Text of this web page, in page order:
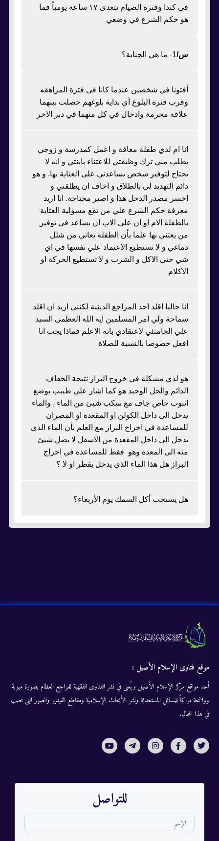
في كندا وفترة الصيام تتعدى ١٧ ساعة يومياً فما
هو حكم الشرع في وضعي
س/1- ما هي الجنابة؟
أفتونا في شخصين عندما كانا في فترة المراهقه
وقرب فترة البلوغ أي بداية بلوغهم حصلت بينهما
علاقة محرمة وادخال في كل منهما في دبر الاخر
انا ام لدي طفلة معاقة و اعمل كمدرسة و زوجي
يطلب مني ترك وظيفتي للاعتناء بابنتي و انه لا
يحتاج لتوفير سخص يساعدني على العناية بها. و هو
دائم التهديد لي بالطلاق و اخاف ان يطلقني و
اخسر مصدر الدخل هذا و اصير محتاجة. انا اريد
معرفة حكم الشرع علي من تقع مسؤلية العتاية
بالطفلة الام او ان على الاب ان يساعد في توفير
من يعتني بها علما بأن الطفلة تعاني من شلل
دماغي و لا تستطيع الاعتماد علي نفسها في اي
شي حتى الاكل و الشرب و لا تستطيع الحركة او
الاكلام
انا حاليا اقلد احد المراجع الدينية لكنني اريد ان اقلد
سماحة ولي امر المسلمين اية الله العظمى السيد
علي الخامنئي لاعتقادي بانه الاعلم فماذا يجب انا
افعل خصوصا بالنسبة للصلاة
هو لدي مشكلة في خروج البراز نتيجة الجفاف
الدائم والحل الوحيد هو كما اشار علي طبيب بوضع
انبوب خاص جاف مع سكب شيئ من الماء , والماء
يدخل الى داخل الكولن او المقعدة او المصران
للمساعدة في اخراج البراز مع العلم بأن الماء الذي
يدحل الى داخل المقعدة من الاسفل لا يصل شيئ
منه الى المعدة وهو فقط للمساعدة في اخراج
البراز هل هذا الماء الذي يدخل يفطر او لا ؟
هل يستحب أكل السمك يوم الأربعاء؟
موقع فتاوى الإسلام الأصيل :
أحد مواقع مركز الإسلام الأصيل ويُعنى في نشر الفتاوى الفقهية للمراجع العظام بصورة مبوبة
وواضحة مواكباً للمسائل المستحدثة ونشر الأبحاث الإسلامية ومقاطع الفيديو والصور التى تصب
في هذا المجال.
للتواصل